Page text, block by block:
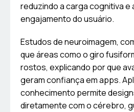
reduzindo a carga cognitiva e
engajamento do usuário.
Estudos de neuroimagem,
que áreas como o giro
rostos, explicando por que
geram confiança em apps.
conhecimento permite
diretamente com o cérebro,